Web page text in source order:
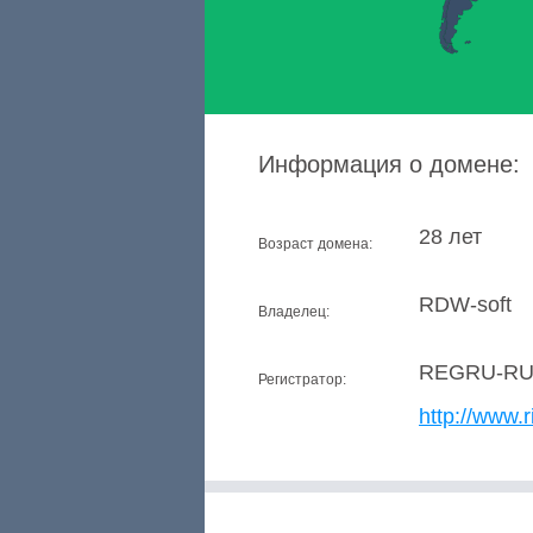
Информация о домене:
Возраст домена: 28 лет
Владелец: RDW-soft
Регистратор:
REGRU-RU
http://